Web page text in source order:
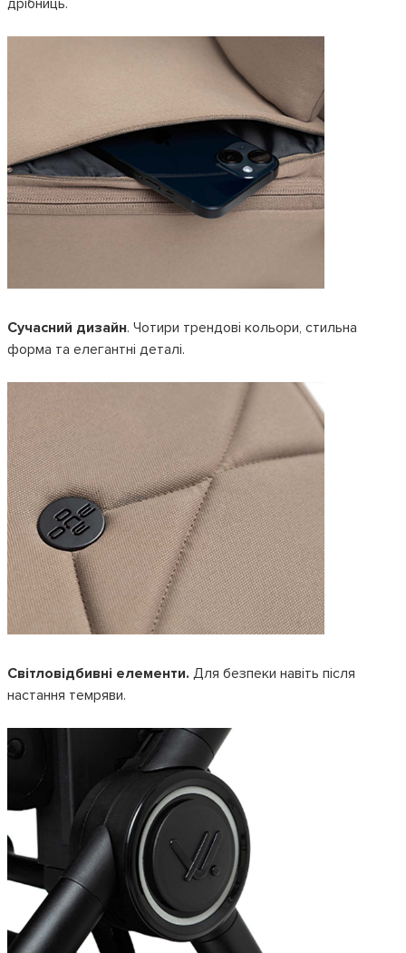
Сучасний дизайн. Чотири трендові кольори, стильна
форма та елегантні деталі.
Світловідбивні елементи. Для безпеки навіть після
настання темряви.